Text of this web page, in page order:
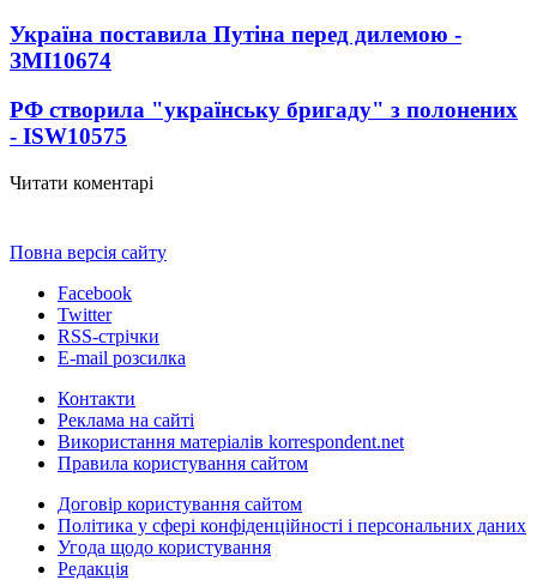
Україна поставила Путіна перед дилемою -
ЗМІ10674
РФ створила "українську бригаду" з полонених
- ISW10575
Читати коментарі
Повна версія сайту
Facebook
Twitter
RSS-стрічки
E-mail розсилка
Контакти
Реклама на сайті
Використання матеріалів korrespondent.net
Правила користування сайтом
Договір користування сайтом
Політика у сфері конфіденційності і персональних даних
Угода щодо користування
Редакція